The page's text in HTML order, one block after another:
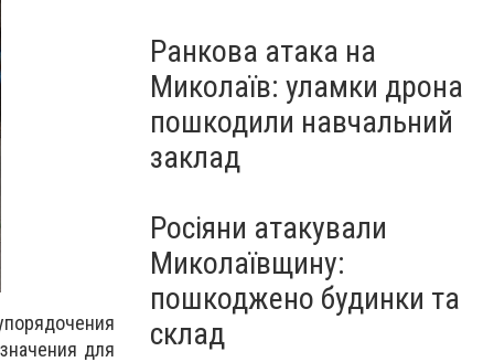
для
Ранкова атака на
Миколаїв: уламки дрона
пошкодили навчальний
заклад
Росіяни атакували
Миколаївщину:
пошкоджено будинки та
склад